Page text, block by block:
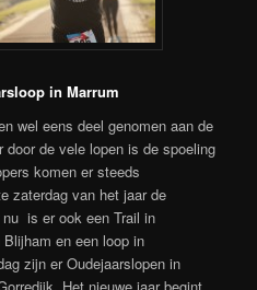
in Marrum
wel eens deel genomen aan de
door de vele lopen is de spoeling
komen er steeds
zaterdag van het jaar de
is er ook een Trail in
en een loop in
zijn er Oudejaarslopen in